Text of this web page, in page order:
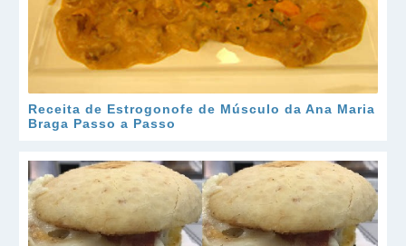
Receita de Estrogonofe de Músculo da Ana Maria
Braga Passo a Passo